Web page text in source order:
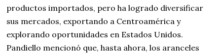
productos importados, pero ha logrado diversificar
sus mercados, exportando a Centroamérica y
explorando oportunidades en Estados Unidos.
Pandiello mencionó que, hasta ahora, los aranceles